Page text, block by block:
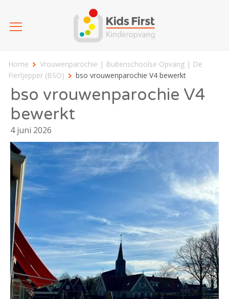
Home
Vrouwenparochie | Buitenschoolse Opvang | De
Fierljepper (BSO)
bso vrouwenparochie V4 bewerkt
bso vrouwenparochie V4
bewerkt
4 juni 2026